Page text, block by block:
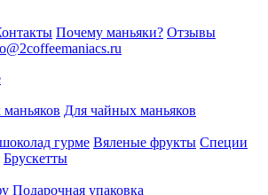
Почему маньяки? Отзывы
Для чайных маньяков
гурме Вяленые фрукты Специи
Брускетты
Подарочная упаковка